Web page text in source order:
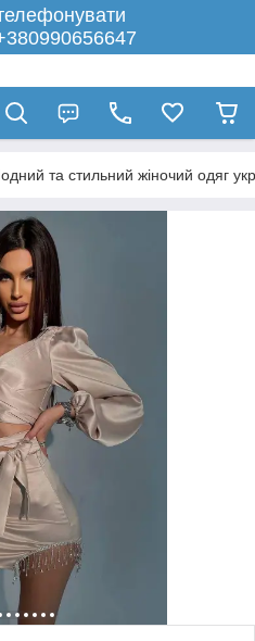
та стильний жіночий одяг